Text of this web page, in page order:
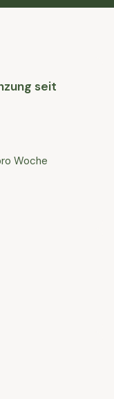
seit
Woche